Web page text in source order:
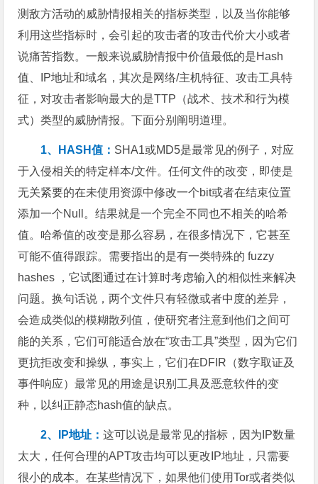
测敌方活动的威胁情报相关的指标类型，以及当你能够
利用这些指标时，会引起的攻击者的攻击代价大小或者
说痛苦指数。一般来说威胁情报中价值最低的是Hash
值、IP地址和域名，其次是网络/主机特征、攻击工具特
征，对攻击者影响最大的是TTP（战术、技术和行为模
式）类型的威胁情报。下面分别阐明道理。
1、HASH值： SHA1或MD5是最常见的例子，对应
于入侵相关的特定样本/文件。任何文件的改变，即使是
无关紧要的在未使用资源中修改一个bit或者在结束位置
添加一个Null。结果就是一个完全不同也不相关的哈希
值。哈希值的改变是那么容易，在很多情况下，它甚至
可能不值得跟踪。需要指出的是有一类特殊的 fuzzy
hashes ，它试图通过在计算时考虑输入的相似性来解决
问题。换句话说，两个文件只有轻微或者中度的差异，
会造成类似的模糊散列值，使研究者注意到他们之间可
能的关系，它们可能适合放在“攻击工具”类型，因为它们
更抗拒改变和操纵，事实上，它们在DFIR（数字取证及
事件响应）最常见的用途是识别工具及恶意软件的变
种，以纠正静态hash值的缺点。
2、IP地址：这可以说是最常见的指标，因为IP数量
太大，任何合理的APT攻击均可以更改IP地址，只需要
很小的成本。在某些情况下，如果他们使用Tor或者类似